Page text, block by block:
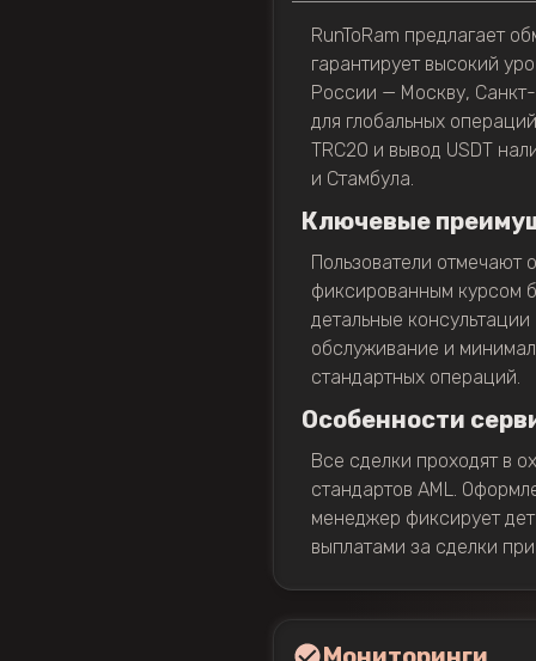
RunToRam предлагает
гарантирует высокий
России — Москву,
для глобальных
TRC20 и вывод USDT
и Стамбула.
Ключевые
Пользователи отмечают
фиксированным курсом
детальные
обслуживание и
стандартных операций.
Особенности
Все сделки проходят в
стандартов AML.
менеджер фиксирует
выплатами за сделки